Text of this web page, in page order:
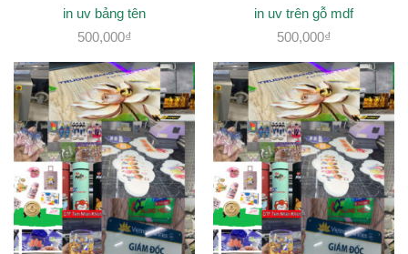
in uv bảng tên
500,000₫
in uv trên gỗ mdf
500,000₫